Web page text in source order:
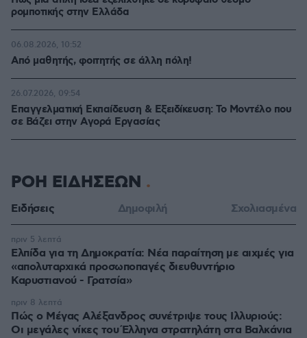
ρομποτικής στην Ελλάδα
Από μαθητής, φοιτητής σε άλλη πόλη!
06.08.2026, 10:52
Επαγγελματική Εκπαίδευση & Εξειδίκευση: Το Mοντέλο που
σε Bάζει στην Aγορά Eργασίας
26.07.2026, 09:54
ΡΟΗ ΕΙΔΗΣΕΩΝ
Ειδήσεις Δημοφιλή Σχολιασμένα
Ελπίδα για τη Δημοκρατία: Νέα παραίτηση με αιχμές για
«απολυταρχικά προσωποπαγές διευθυντήριο
Καρυστιανού - Γρατσία»
πριν 5 λεπτά
Πώς ο Μέγας Αλέξανδρος συνέτριψε τους Ιλλυριούς:
Οι μεγάλες νίκες του Έλληνα στρατηλάτη στα Βαλκάνια
πριν 8 λεπτά